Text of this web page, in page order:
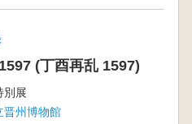
(丁酉再乱 1597)
別展
晋州博物館